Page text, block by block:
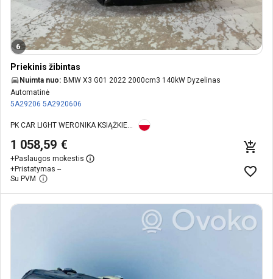
6
Priekinis žibintas
Nuimta nuo: BMW X3 G01 2022 2000cm3 140kW Dyzelinas
Automatinė
5A29206 5A2920606
1 058,59 €
+Paslaugos mokestis
+Pristatymas --
Su PVM